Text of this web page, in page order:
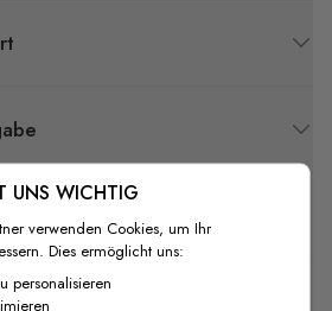
UNS WICHTIG
verwenden Cookies, um Ihr
Dies ermöglicht uns:
personalisieren